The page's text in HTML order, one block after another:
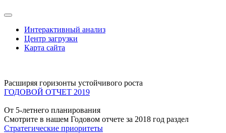
Интерактивный анализ
Центр загрузки
Карта сайта
Расширяя горизонты устойчивого роста
ГОДОВОЙ ОТЧЕТ 2019
От 5-летнего планирования
Смотрите в нашем Годовом отчете за 2018 год раздел
Стратегические приоритеты